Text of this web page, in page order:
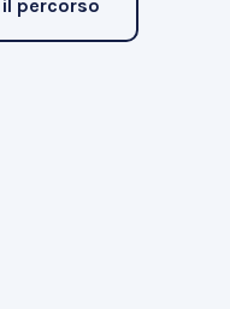
percorso